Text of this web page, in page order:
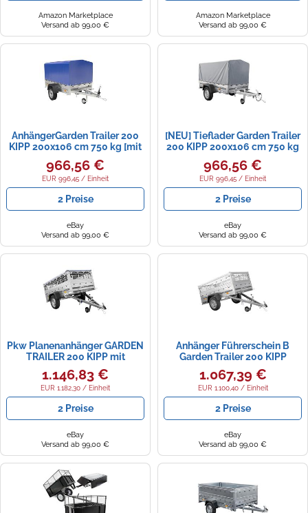
Amazon Marketplace
Versand ab 99,00 €
Amazon Marketplace
Versand ab 99,00 €
AnhängerGarden Trailer 200
KIPP 200x106 cm 750 kg [mit
Hochspriegel, blauer
Hochplane und Stützrad]
966,56 €
EUR 996,45 / Einheit
2 Preise
eBay
Versand ab 99,00 €
[NEU] Tieflader Garden Trailer
200 KIPP 200x106 cm 750 kg
[mit Hochspriegel, Hochplane
und Stützrad]
966,56 €
EUR 996,45 / Einheit
2 Preise
eBay
Versand ab 99,00 €
Pkw Planenanhänger GARDEN
TRAILER 200 KIPP mit
Laubgitteraufsatz, Stützrad,
Flachplane und Planenträger
1.146,83 €
EUR 1.182,30 / Einheit
2 Preise
eBay
Versand ab 99,00 €
Anhänger Führerschein B
Garden Trailer 200 KIPP
200x106 cm 750 kg mit
Laubgitteraufsatz
1.067,39 €
EUR 1.100,40 / Einheit
2 Preise
eBay
Versand ab 99,00 €